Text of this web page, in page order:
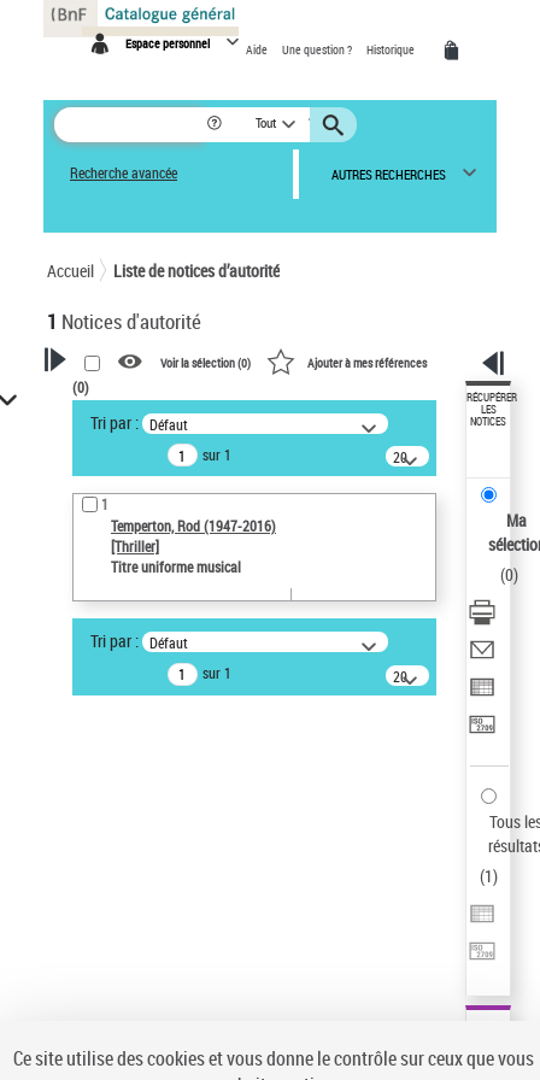
Espace personnel Aide Une question ? Historique
Tout
Recherche avancée AUTRES RECHERCHES
Accueil Liste de notices d’autorité
1 Notices d'autorité
VOTRE RECHERCHE
Recherche avancée dans les
notices d’autorité
Œuvres liées à l'auteur :
Temperton, Rod (1947-2016)
Type de notice d'autorité
Œuvre
Statut de la notice d’autorité
Voir la sélection (0) Ajouter à mes références
(0)
Tri par : Défaut
sur 1
20
résultats/page
1
Temperton, Rod (1947-2016)
[Thriller]
Titre uniforme musical
Tri par : Défaut
sur 1
20
résultats/page
RÉCUPÉRER
LES
NOTICES
Ma
(0)
Tous
(1)
Panneau de gestion des cookies
Ce site utilise des cookies et vous donne le contrôle sur ceux que vous